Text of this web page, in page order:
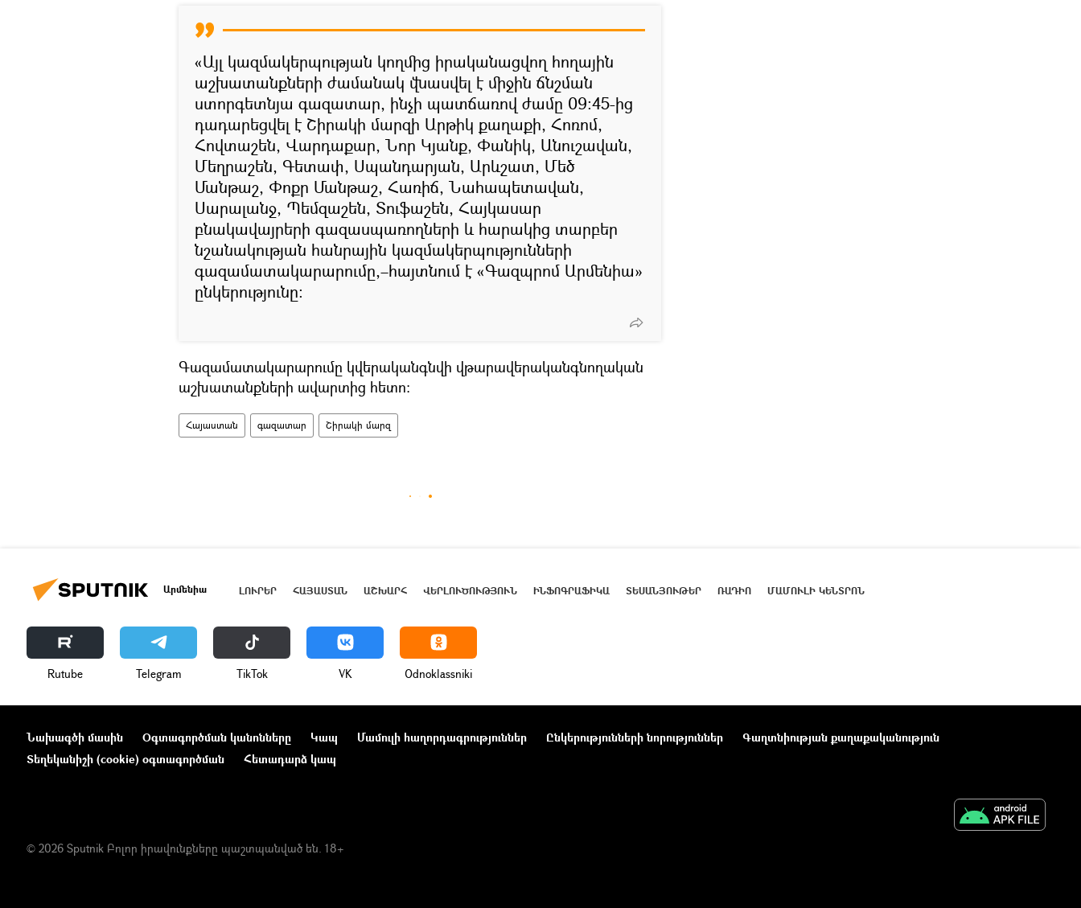
«Այլ կազմակերպության կողմից իրականացվող հողային
աշխատանքների ժամանակ վնասվել է միջին ճնշման
ստորգետնյա գազատար, ինչի պատճառով ժամը 09:45-ից
դադարեցվել է Շիրակի մարզի Արթիկ քաղաքի, Հոռոմ,
Հովտաշեն, Վարդաքար, Նոր Կյանք, Փանիկ, Անուշավան,
Մեղրաշեն, Գետափ, Սպանդարյան, Արևշատ, Մեծ
Մանթաշ, Փոքր Մանթաշ, Հառիճ, Նահապետավան,
Սարալանջ, Պեմզաշեն, Տուֆաշեն, Հայկասար
բնակավայրերի գազասպառողների և հարակից տարբեր
նշանակության հանրային կազմակերպությունների
գազամատակարարումը,–հայտնում է «Գազպրոմ Արմենիա»
ընկերությունը։
Գազամատակարարումը կվերականգնվի վթարավերականգնողական
աշխատանքների ավարտից հետո։
Հայաստան գազատար Շիրակի մարզ
Արմենիա ԼՈՒՐԵՐ ՀԱՅԱՍՏԱՆ ԱՇԽԱՐՀ ՎԵՐԼՈՒԾՈՒԹՅՈՒՆ ԻՆՖՈԳՐԱՖԻԿԱ ՏԵՍԱՆՅՈՒԹԵՐ ՌԱԴԻՈ ՄԱՄՈՒԼԻ ԿԵՆՏՐՈՆ
Rutube Telegram ТikТоk VK Odnoklassniki
Նախագծի մասին Օգտագործման կանոնները Կապ Մամուլի հաղորդագրություններ Ընկերությունների նորություններ
Գաղտնիության քաղաքականություն
Տեղեկանիշի (cookie) օգտագործման
Հետադարձ կապ
© 2026 Sputnik Բոլոր իրավունքները պաշտպանված են. 18+